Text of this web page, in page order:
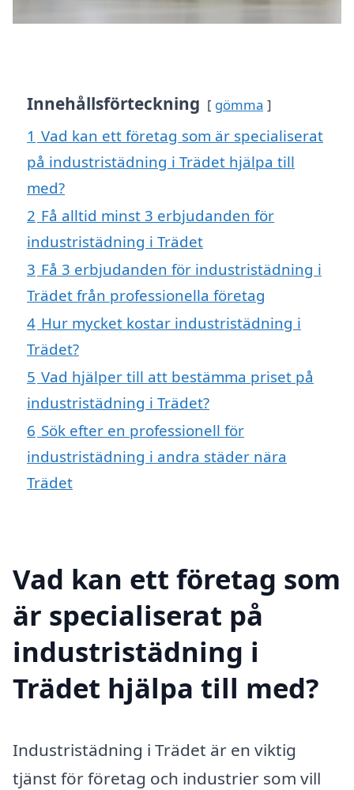
Innehållsförteckning gömma
1 Vad kan ett företag som är specialiserat
på industristädning i Trädet hjälpa till
med?
2 Få alltid minst 3 erbjudanden för
industristädning i Trädet
3 Få 3 erbjudanden för industristädning i
Trädet från professionella företag
4 Hur mycket kostar industristädning i
Trädet?
5 Vad hjälper till att bestämma priset på
industristädning i Trädet?
6 Sök efter en professionell för
industristädning i andra städer nära
Trädet
Vad kan ett företag som
är specialiserat på
industristädning i
Trädet hjälpa till med?
Industristädning i Trädet är en viktig
tjänst för företag och industrier som vill